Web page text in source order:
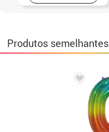
Produtos semelhantes